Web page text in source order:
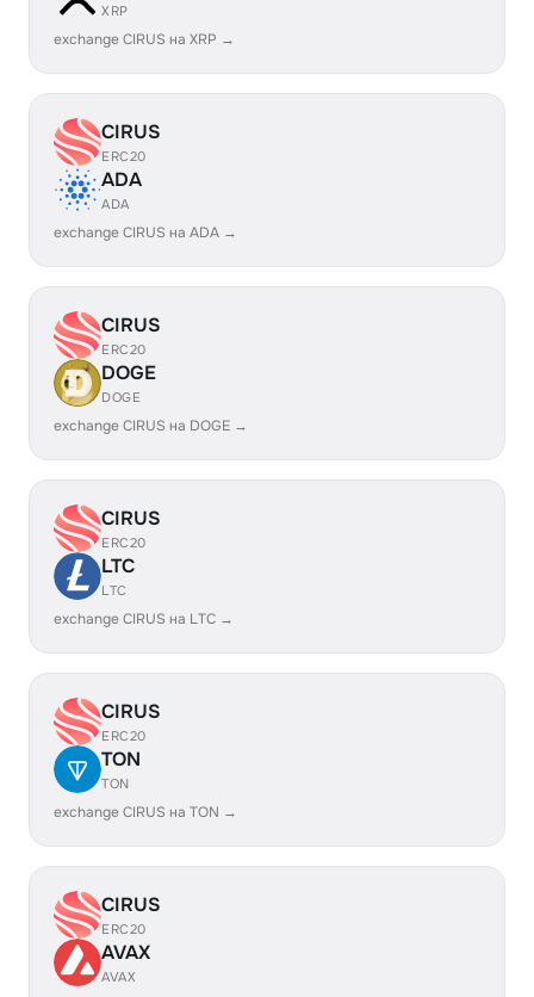
XRP
exchange CIRUS на XRP →
CIRUS
ERC20
ADA
ADA
exchange CIRUS на ADA →
CIRUS
ERC20
DOGE
DOGE
exchange CIRUS на DOGE →
CIRUS
ERC20
LTC
LTC
exchange CIRUS на LTC →
CIRUS
ERC20
TON
TON
exchange CIRUS на TON →
CIRUS
ERC20
AVAX
AVAX